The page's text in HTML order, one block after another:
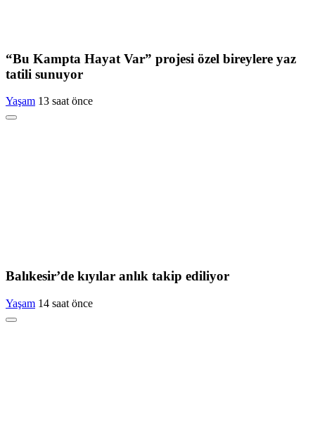
“Bu Kampta Hayat Var” projesi özel bireylere yaz
tatili sunuyor
Yaşam 13 saat önce
Balıkesir’de kıyılar anlık takip ediliyor
Yaşam 14 saat önce